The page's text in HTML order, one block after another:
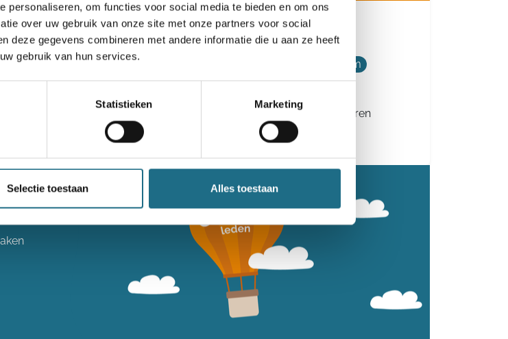
personaliseren, om functies voor social media te bieden en om ons
over uw gebruik van onze site met onze partners voor social
deze gegevens combineren met andere informatie die u aan ze heeft
gebruik van hun services.
Statistieken Marketing
Selectie toestaan Alles toestaan
-
september 2026
West-Vlaanderen
Aviflorawandeltocht
18 km
Ingelmunster, West-Vlaanderen